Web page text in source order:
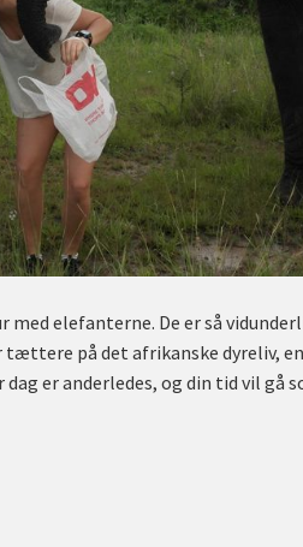
elefanterne. De er så
på det afrikanske dyreliv,
er anderledes, og din tid vil gå